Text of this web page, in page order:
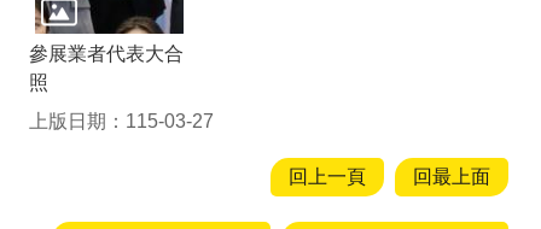
參展業者代表大合
照
上版日期：115-03-27
回上一頁 回最上面